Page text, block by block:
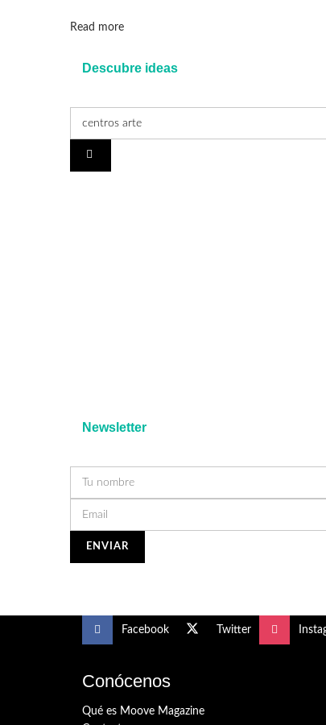
Read moreDetails
Descubre ideas
Newsletter
Facebook Twitter
Conócenos
Qué es Moove Magazine